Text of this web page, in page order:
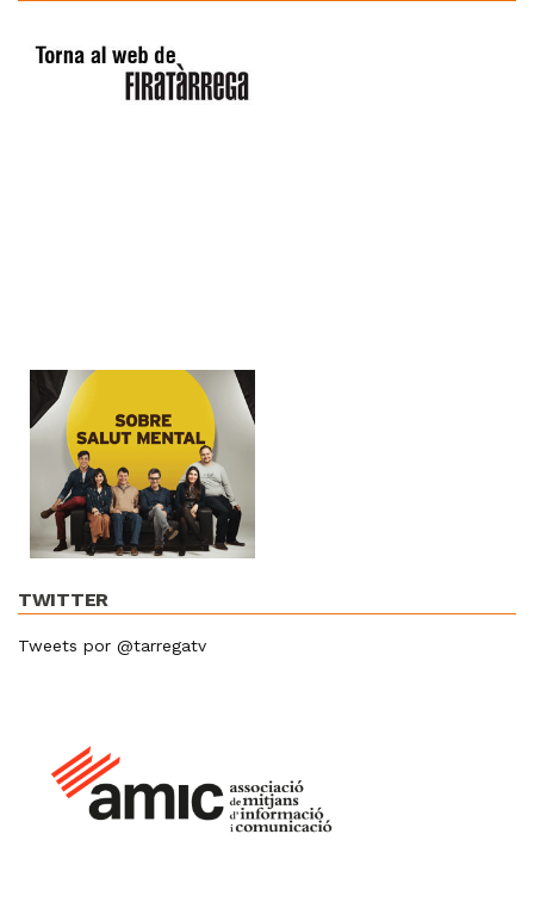
TWITTER
Tweets por @tarregatv